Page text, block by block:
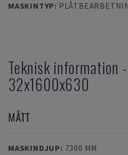
MASKINTYP:
Teknisk information -
32x1600x630
MÅTT
MASKINDJUP: 7300 MM